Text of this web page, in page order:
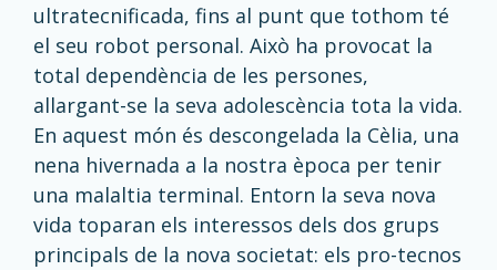
ultratecnificada, fins al punt que tothom té
el seu robot personal. Això ha provocat la
total dependència de les persones,
allargant-se la seva adolescència tota la vida.
En aquest món és descongelada la Cèlia, una
nena hivernada a la nostra època per tenir
una malaltia terminal. Entorn la seva nova
vida toparan els interessos dels dos grups
principals de la nova societat: els pro-tecnos